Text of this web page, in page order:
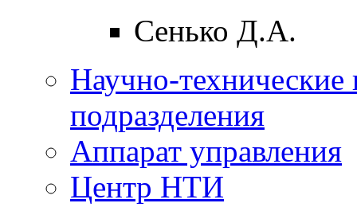
Сенько Д.А.
Научно-технические
подразделения
Аппарат управления
Центр НТИ